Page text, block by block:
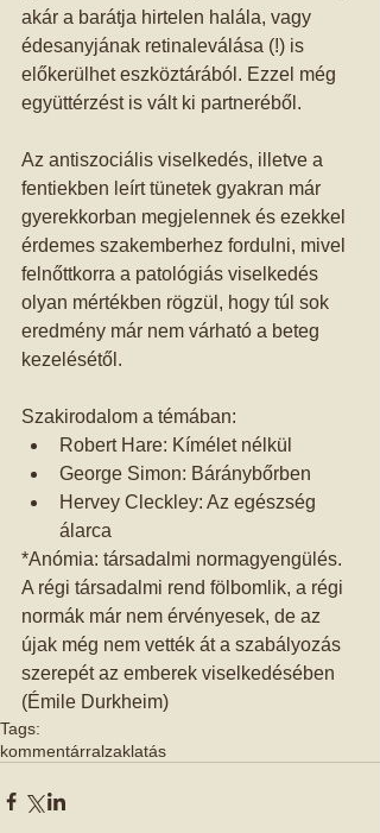
akár a barátja hirtelen halála, vagy
édesanyjának retinaleválása (!) is
előkerülhet eszköztárából. Ezzel még
együttérzést is vált ki partneréből.
Az antiszociális viselkedés, illetve a
fentiekben leírt tünetek gyakran már
gyerekkorban megjelennek és ezekkel
érdemes szakemberhez fordulni, mivel
felnőttkorra a patológiás viselkedés
olyan mértékben rögzül, hogy túl sok
eredmény már nem várható a beteg
kezelésétől.
Szakirodalom a témában:
Robert Hare: Kímélet nélkül
George Simon: Báránybőrben
Hervey Cleckley: Az egészség
álarca
*Anómia: társadalmi normagyengülés.
A régi társadalmi rend fölbomlik, a régi
normák már nem érvényesek, de az
újak még nem vették át a szabályozás
szerepét az emberek viselkedésében
(Émile Durkheim)
Tags:
kommentárralzaklatás